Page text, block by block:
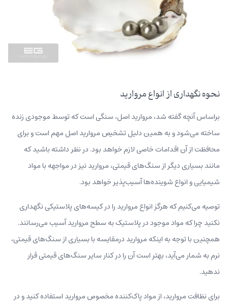
نحوه نگهداری از انواع مروارید
براساس آنچه گفته شد، مروارید اصل، سنگی است که توسط موجودی زنده
ساخته می‌شود و به همین دلیل تشخیص مروارید اصل مهم است و برای
محافظت از آن اقدامات خاصی لازم خواهد بود. در نظر داشته باشید که
مانند بسیاری دیگر از سنگ‌های قیمتی، مروارید نیز در مواجهه با مواد
شیمیایی و انواع شوینده‌ها آسیب‌پذیر خواهد بود.
توصیه می‌کنیم که هرگز انواع مروارید را در کیسه‌های پلاستیکی نگهداری
نکنید چرا که مواد موجود در پلاستیک به سطح مروارید آسیب می‌‌رسانند.
همچنین با توجه به اینکه مروارید درمقایسه با بسیاری از سنگ‌های قیمتی،
نرم به شمار می‌آید، بهتر است آن را در کنار سایر سنگ‌های قیمتی قرار
ندهید.
برای نظافت مروارید، از مواد پاک‌کننده مخصوص مروارید استفاده کنید و در